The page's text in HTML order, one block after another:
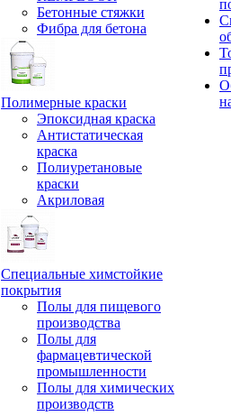
Бетонные стяжки
Фибра для бетона
Полимерные краски
Эпоксидная краска
Антистатическая
краска
Полиуретановые
краски
Акриловая
Специальные химстойкие
покрытия
Полы для пищевого
производства
Полы для
фармацевтической
промышленности
Полы для химических
производств